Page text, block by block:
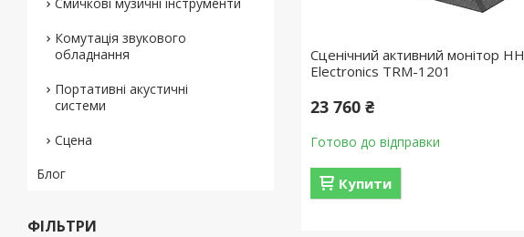
Сценічний активний монітор HH
Electronics TRM-1201
23 760 ₴
Готово до відправки
Купити
Комутація звукового
обладнання
Портативні акустичні
системи
Сцена
Блог
ФІЛЬТРИ